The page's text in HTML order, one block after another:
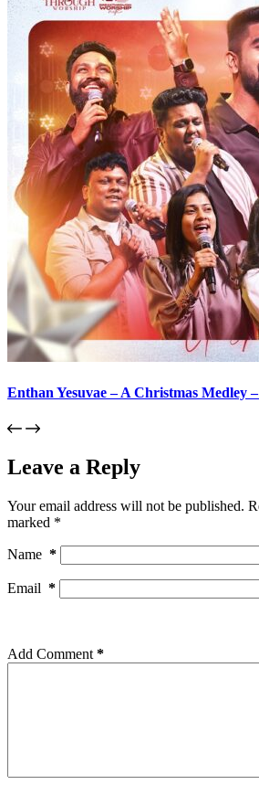
Enthan Yesuvae – A Christmas
Leave a Reply
Your email address will not be published.
marked *
Name *
Email *
Add Comment *